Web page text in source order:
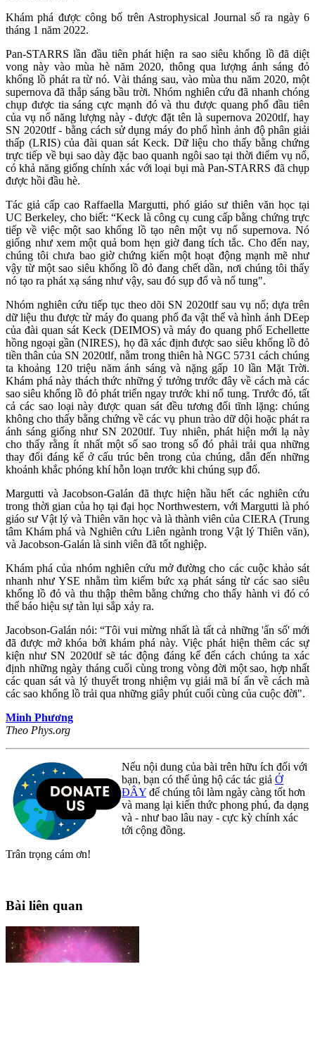
Khám phá được công bố trên Astrophysical Journal số ra ngày 6
tháng 1 năm 2022.
Pan-STARRS lần đầu tiên phát hiện ra sao siêu khổng lồ đã diệt
vong này vào mùa hè năm 2020, thông qua lượng ánh sáng đỏ
khổng lồ phát ra từ nó. Vài tháng sau, vào mùa thu năm 2020, một
supernova đã thắp sáng bầu trời. Nhóm nghiên cứu đã nhanh chóng
chụp được tia sáng cực mạnh đó và thu được quang phổ đầu tiên
của vụ nổ năng lượng này - được đặt tên là supernova 2020tlf, hay
SN 2020tlf - bằng cách sử dụng máy đo phổ hình ảnh độ phân giải
thấp (LRIS) của đài quan sát Keck. Dữ liệu cho thấy bằng chứng
trực tiếp về bụi sao dày đặc bao quanh ngôi sao tại thời điểm vụ nổ,
có khả năng giống chính xác với loại bụi mà Pan-STARRS đã chụp
được hồi đầu hè.
Tác giả cấp cao Raffaella Margutti, phó giáo sư thiên văn học tại
UC Berkeley, cho biết: “Keck là công cụ cung cấp bằng chứng trực
tiếp về việc một sao khổng lồ tạo nên một vụ nổ supernova. Nó
giống như xem một quả bom hẹn giờ đang tích tắc. Cho đến nay,
chúng tôi chưa bao giờ chứng kiến một hoạt động mạnh mẽ như
vậy từ một sao siêu khổng lồ đỏ đang chết dần, nơi chúng tôi thấy
nó tạo ra phát xạ sáng như vậy, sau đó sụp đổ và nổ tung".
Nhóm nghiên cứu tiếp tục theo dõi SN 2020tlf sau vụ nổ; dựa trên
dữ liệu thu được từ máy đo quang phổ đa vật thể và hình ảnh DEep
của đài quan sát Keck (DEIMOS) và máy đo quang phổ Echellette
hồng ngoại gần (NIRES), họ đã xác định được sao siêu khổng lồ đỏ
tiền thân của SN 2020tlf, nằm trong thiên hà NGC 5731 cách chúng
ta khoảng 120 triệu năm ánh sáng và nặng gấp 10 lần Mặt Trời.
Khám phá này thách thức những ý tưởng trước đây về cách mà các
sao siêu khổng lồ đỏ phát triển ngay trước khi nổ tung. Trước đó, tất
cả các sao loại này được quan sát đều tương đối tĩnh lặng: chúng
không cho thấy bằng chứng về các vụ phun trào dữ dội hoặc phát ra
ánh sáng giống như SN 2020tlf. Tuy nhiên, phát hiện mới lạ này
cho thấy rằng ít nhất một số sao trong số đó phải trải qua những
thay đổi đáng kể ở cấu trúc bên trong của chúng, dẫn đến những
khoảnh khắc phóng khí hỗn loạn trước khi chúng sụp đổ.
Margutti và Jacobson-Galán đã thực hiện hầu hết các nghiên cứu
trong thời gian của họ tại đại học Northwestern, với Margutti là phó
giáo sư Vật lý và Thiên văn học và là thành viên của CIERA (Trung
tâm Khám phá và Nghiên cứu Liên ngành trong Vật lý Thiên văn),
và Jacobson-Galán là sinh viên đã tốt nghiệp.
Khám phá của nhóm nghiên cứu mở đường cho các cuộc khảo sát
nhanh như YSE nhằm tìm kiếm bức xạ phát sáng từ các sao siêu
khổng lồ đỏ và thu thập thêm bằng chứng cho thấy hành vi đó có
thể báo hiệu sự tàn lụi sắp xảy ra.
Jacobson-Galán nói: “Tôi vui mừng nhất là tất cả những 'ẩn số' mới
đã được mở khóa bởi khám phá này. Việc phát hiện thêm các sự
kiện như SN 2020tlf sẽ tác động đáng kể đến cách chúng ta xác
định những ngày tháng cuối cùng trong vòng đời một sao, hợp nhất
các quan sát và lý thuyết trong nhiệm vụ giải mã bí ẩn về cách mà
các sao khổng lồ trải qua những giây phút cuối cùng của cuộc đời".
Minh Phương
Theo Phys.org
Nếu nội dung của bài trên hữu ích đối với
bạn, bạn có thể ủng hộ các tác giả Ở
ĐÂY để chúng tôi làm ngày càng tốt hơn
và mang lại kiến thức phong phú, đa dạng
và - như bao lâu nay - cực kỳ chính xác
tới cộng đồng.
Trân trọng cám ơn!
Bài liên quan